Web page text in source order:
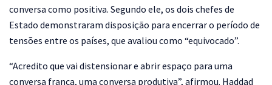
conversa como positiva. Segundo ele, os dois chefes de
Estado demonstraram disposição para encerrar o período de
tensões entre os países, que avaliou como “equivocado”.
“Acredito que vai distensionar e abrir espaço para uma
conversa franca, uma conversa produtiva”, afirmou. Haddad